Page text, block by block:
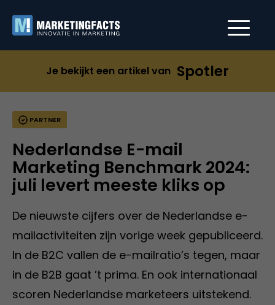
Je bekijkt een artikel van Spotler
PARTNER
Nederlandse E-mail
Marketing Benchmark 2024:
juli levert meeste kliks op
De nieuwste cijfers over de Nederlandse e-
mailactiviteiten zijn vorige week gepubliceerd.
In de B2C vallen de e-mailratio’s tegen, maar
in de B2B gaat ’t prima. En ook internationaal
scoren Nederlandse marketeers uitstekend.